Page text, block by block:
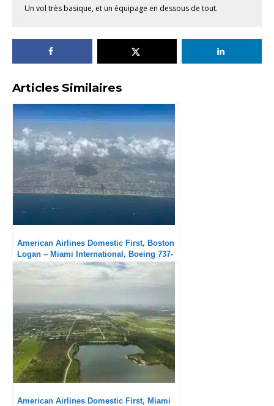
Un vol très basique, et un équipage en dessous de tout.
Articles Similaires
American Airlines Domestic First, Boston
Logan – Miami International, Boeing 737-
800 : Service solide
American Airlines Domestic First, Miami